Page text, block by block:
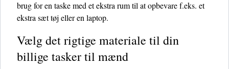
brug for en taske med et ekstra rum til at opbevare f.eks. et
ekstra sæt tøj eller en laptop.
Vælg det rigtige materiale til din
billige tasker til mænd